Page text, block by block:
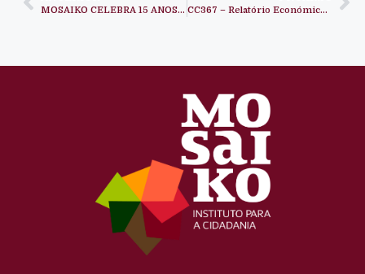
MOSAIKO CELEBRA 15 ANOS AO SERVIÇO DA CIDADANIA EM ANGOLA CC367 – Relatório Económico Angola 2012